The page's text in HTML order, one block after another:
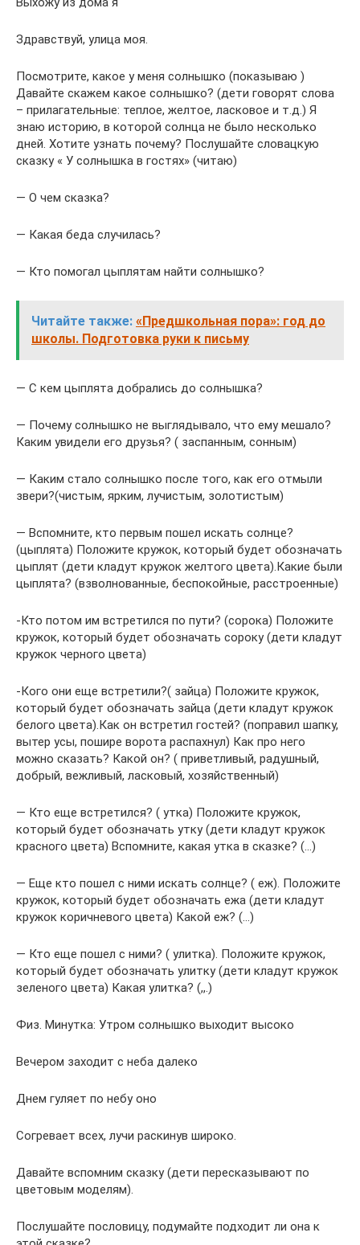
Здравствуй, улица моя.
Посмотрите, какое у меня солнышко (показываю )
Давайте скажем какое солнышко? (дети говорят слова
– прилагательные: теплое, желтое, ласковое и т.д.) Я
знаю историю, в которой солнца не было несколько
дней. Хотите узнать почему? Послушайте словацкую
сказку « У солнышка в гостях» (читаю)
— О чем сказка?
— Какая беда случилась?
— Кто помогал цыплятам найти солнышко?
Читайте также: «Предшкольная пора»: год до
школы. Подготовка руки к письму
— С кем цыплята добрались до солнышка?
— Почему солнышко не выглядывало, что ему мешало?
Каким увидели его друзья? ( заспанным, сонным)
— Каким стало солнышко после того, как его отмыли
звери?(чистым, ярким, лучистым, золотистым)
— Вспомните, кто первым пошел искать солнце?
(цыплята) Положите кружок, который будет обозначать
цыплят (дети кладут кружок желтого цвета).Какие были
цыплята? (взволнованные, беспокойные, расстроенные)
-Кто потом им встретился по пути? (сорока) Положите
кружок, который будет обозначать сороку (дети кладут
кружок черного цвета)
-Кого они еще встретили?( зайца) Положите кружок,
который будет обозначать зайца (дети кладут кружок
белого цвета).Как он встретил гостей? (поправил шапку,
вытер усы, пошире ворота распахнул) Как про него
можно сказать? Какой он? ( приветливый, радушный,
добрый, вежливый, ласковый, хозяйственный)
— Кто еще встретился? ( утка) Положите кружок,
который будет обозначать утку (дети кладут кружок
красного цвета) Вспомните, какая утка в сказке? (…)
— Еще кто пошел с ними искать солнце? ( еж). Положите
кружок, который будет обозначать ежа (дети кладут
кружок коричневого цвета) Какой еж? (…)
— Кто еще пошел с ними? ( улитка). Положите кружок,
который будет обозначать улитку (дети кладут кружок
зеленого цвета) Какая улитка? (,,.)
Физ. Минутка: Утром солнышко выходит высоко
Вечером заходит с неба далеко
Днем гуляет по небу оно
Согревает всех, лучи раскинув широко.
Давайте вспомним сказку (дети пересказывают по
цветовым моделям).
Послушайте пословицу, подумайте подходит ли она к